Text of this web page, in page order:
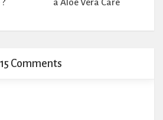
à Aloe Vera Care
15 Comments